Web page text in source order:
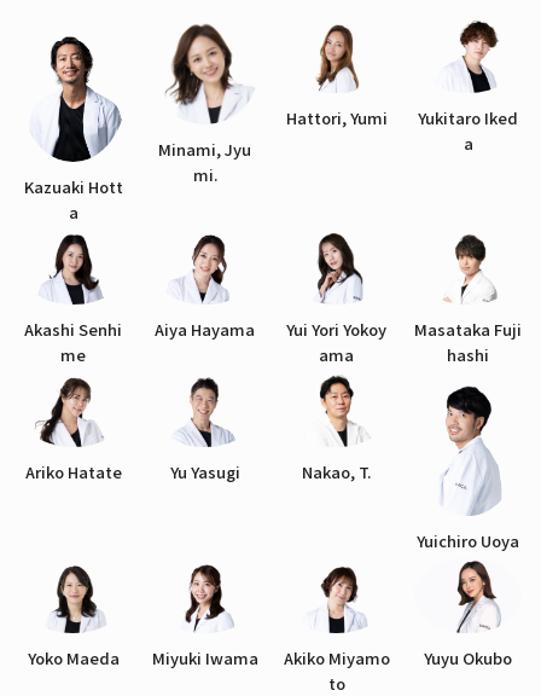
Kazuaki Hott
a
Minami, Jyu
mi.
Hattori, Yumi
Yukitaro Iked
a
Akashi Senhi
me
Aiya Hayama
Yui Yori Yokoy
ama
Masataka Fuji
hashi
Ariko Hatate Yu Yasugi Nakao, T.
Yuichiro Uoya
Yoko Maeda Miyuki Iwama
Akiko Miyamo
to
Yuyu Okubo